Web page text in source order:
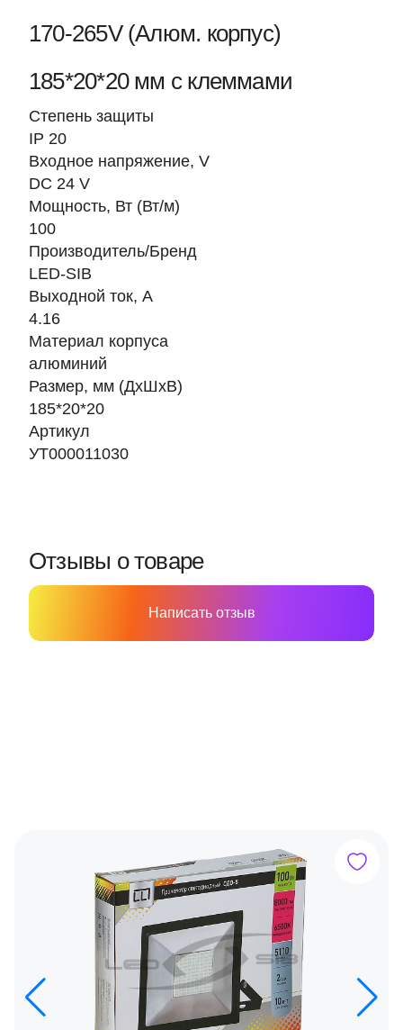
170-265V (Алюм. корпус)
185*20*20 мм с клеммами
Степень защиты
IP 20
Входное напряжение, V
DC 24 V
Мощность, Вт (Вт/м)
100
Производитель/Бренд
LED-SIB
Выходной ток, А
4.16
Материал корпуса
алюминий
Размер, мм (ДхШхВ)
185*20*20
Артикул
УТ000011030
Отзывы о товаре
Написать отзыв